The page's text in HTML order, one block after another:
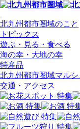
北九州都市圏域のこと
トピックス
遊ぶ・見る・食べる
海の幸・大地の幸
特産品
北九州都市圏域マルシ
交通・アクセス